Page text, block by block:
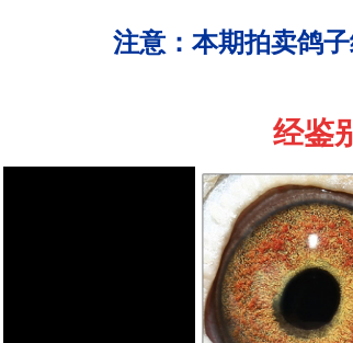
注意：本期拍卖鸽
经鉴